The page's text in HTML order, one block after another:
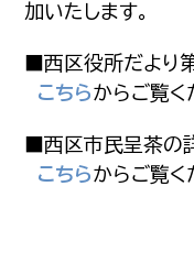
加いたします。
■西区役所だよ
こちらからご覧く
■西区市民呈茶の
こちらからご覧く